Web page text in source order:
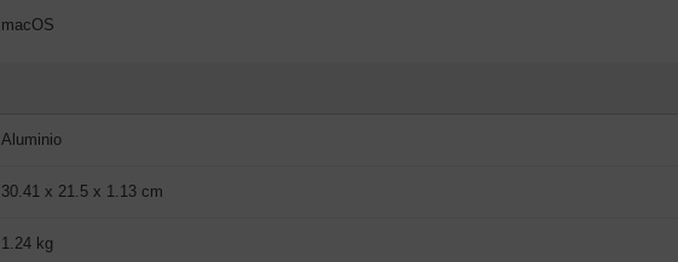
macOS
Aluminio
30.41 x 21.5 x 1.13 cm
1.24 kg